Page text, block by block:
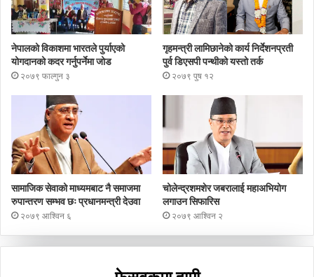
नेपालको विकाशमा भारतले पुर्याएको
योगदानको कदर गर्नुपर्नेमा जोड
२०७९ फाल्गुन ३
गृहमन्त्री लामिछानेको कार्य निर्देशनप्रती
पुर्व डिएसपी पन्थीको यस्तो तर्क
२०७९ पुष १२
सामाजिक सेवाको माध्यमबाट नै समाजमा
रुपान्तरण सम्भव छः प्रधानमन्त्री देउवा
२०७९ आश्विन ६
चोलेन्द्रशमशेर जबरालाई महाअभियोग
लगाउन सिफारिस
२०७९ आश्विन २